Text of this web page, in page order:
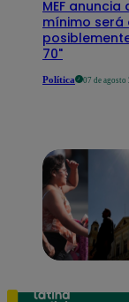
MEF
mínimo será
70"
Política 07 de agosto